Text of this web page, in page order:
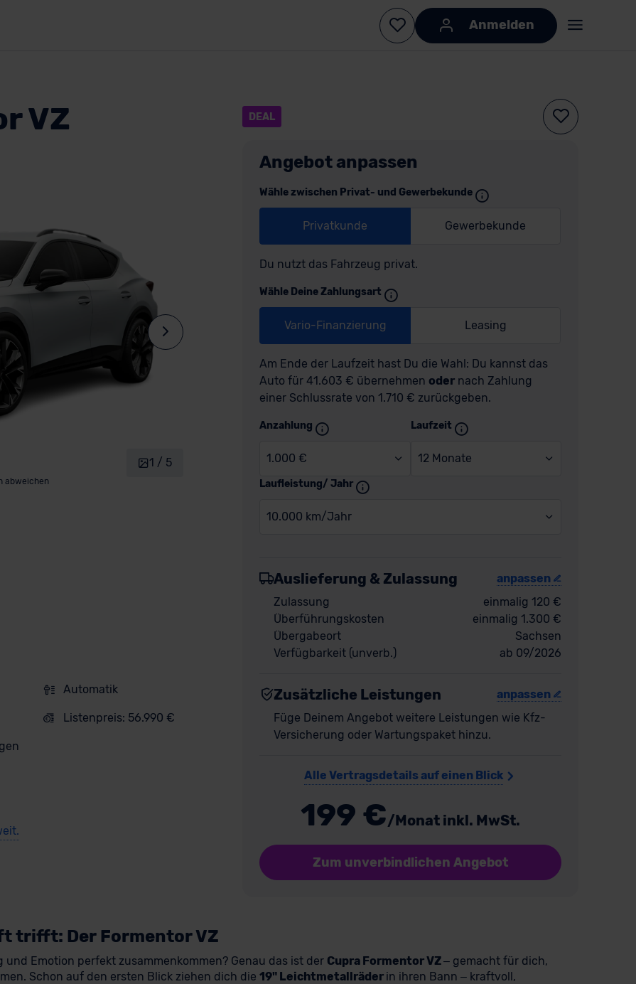
Anmelden
VZ
abweichen
1 / 5
Automatik
Listenpreis: 56.990 €
DEAL
Angebot anpassen
Wähle zwischen Privat- und Gewerbekunde
Privatkunde Gewerbekunde
Du nutzt das Fahrzeug privat.
Wähle Deine Zahlungsart
Vario-Finanzierung Leasing
Am Ende der Laufzeit hast Du die Wahl: Du kannst das
Auto für 41.603 € übernehmen oder nach Zahlung
einer Schlussrate von 1.710 € zurückgeben.
Anzahlung
1.000 €
Laufzeit
12 Monate
Laufleistung/ Jahr
10.000 km/Jahr
Auslieferung & Zulassung
anpassen
Zulassung
einmalig 120 €
Überführungskosten
einmalig 1.300 €
Übergabeort
Sachsen
Verfügbarkeit (unverb.)
ab 09/2026
Zusätzliche Leistungen
anpassen
Füge Deinem Angebot weitere Leistungen wie Kfz-
Versicherung oder Wartungspaket hinzu.
Alle Vertragsdetails auf einen Blick
199 €/Monat inkl. MwSt.
Zum unverbindlichen Angebot
trifft: Der Formentor VZ
Emotion perfekt zusammenkommen? Genau das ist der Cupra Formentor VZ– gemacht für dich,
Schon auf den ersten Blick ziehen dich die 19" Leichtmetallräder in ihren Bann – kraftvoll,